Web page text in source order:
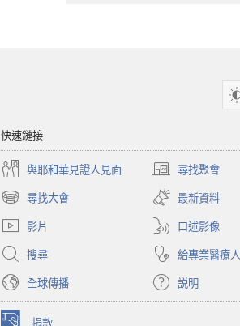
快速鏈接
與耶和華見證人見面 尋找聚會
（開
啟
新
視
窗）
尋找大會
（開
啟
新
視
窗）
最新資料
影片
口述影像
搜尋
給專業醫療
全球傳播
説明
捐款